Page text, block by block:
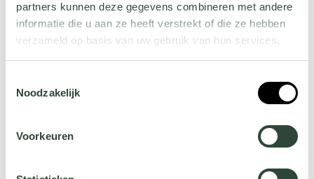
partners kunnen deze gegevens combineren met andere
informatie die u aan ze heeft verstrekt of die ze hebben
verzameld op basis van uw gebruik van hun services.
jehier.
Noodzakelijk
Voorkeuren